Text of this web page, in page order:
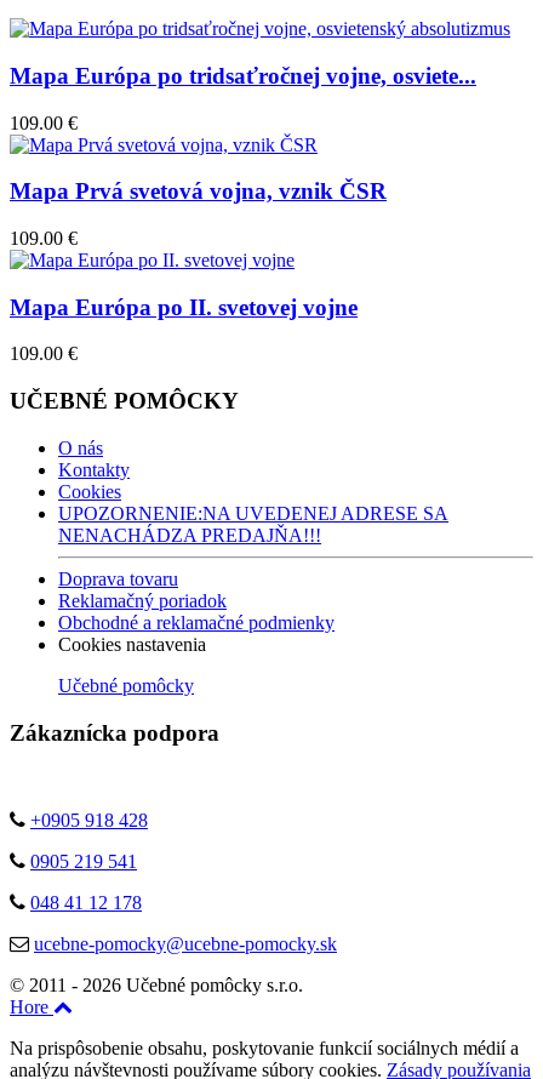
Mapa Európa po tridsaťročnej vojne, osviete...
109.00 €
Mapa Prvá svetová vojna, vznik ČSR
109.00 €
Mapa Európa po II. svetovej vojne
109.00 €
UČEBNÉ POMÔCKY
O nás
Kontakty
Cookies
UPOZORNENIE:NA UVEDENEJ ADRESE SA
NENACHÁDZA PREDAJŇA!!!
Doprava tovaru
Reklamačný poriadok
Obchodné a reklamačné podmienky
Cookies nastavenia
Učebné pomôcky
Zákaznícka podpora
+0905 918 428
0905 219 541
048 41 12 178
ucebne-pomocky@ucebne-pomocky.sk
© 2011 - 2026 Učebné pomôcky s.r.o.
Hore
Na prispôsobenie obsahu, poskytovanie funkcií sociálnych médií a
analýzu návštevnosti používame súbory cookies. Zásady používania